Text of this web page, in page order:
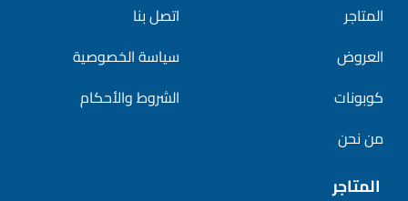
المتاجر
العروض
كوبونات
من نحن
اتصل بنا
سياسة الخصوصية
الشروط والأحكام
المتاجر